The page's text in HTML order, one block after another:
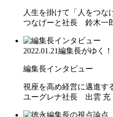
人生を掛けて「人をつ
つなげーと社長 鈴木一
2022.01.21編集長がゆく！
編集長インタビュー
視座を高め経営に邁進
ユーグレナ社長 出雲 充